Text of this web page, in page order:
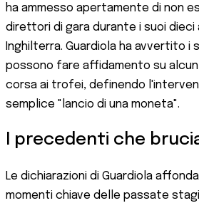
ha ammesso apertamente di non
direttori di gara durante i suoi dieci
Inghilterra. Guardiola ha avvertito i
possono fare affidamento su
corsa ai trofei, definendo
semplice "lancio di una moneta".
I precedenti che
Le dichiarazioni di Guardiola
momenti chiave delle passate